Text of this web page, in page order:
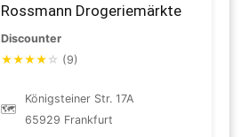
Rossmann Drogeriemärkte
Discounter
★★★★ ☆ (9)
🗺
Königsteiner Str. 17A
65929 Frankfurt